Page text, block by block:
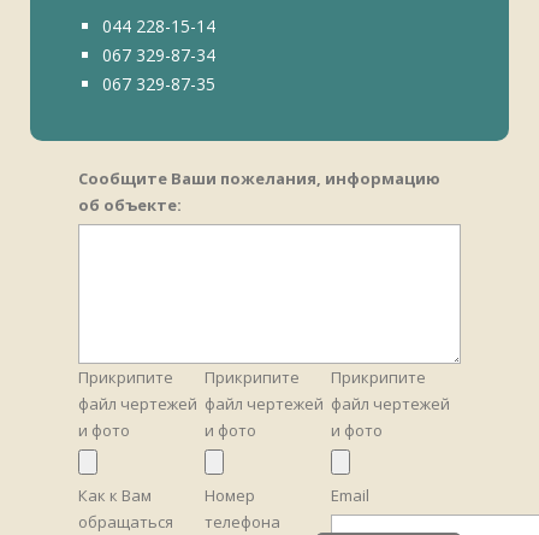
044 228-15-14
067 329-87-34
067 329-87-35
Сообщите Ваши пожелания, информацию
об объекте:
Прикрипите
файл чертежей
и фото
Как к Вам
обращаться
Прикрипите
файл чертежей
и фото
Номер
телефона
Прикрипите
файл чертежей
и фото
Email